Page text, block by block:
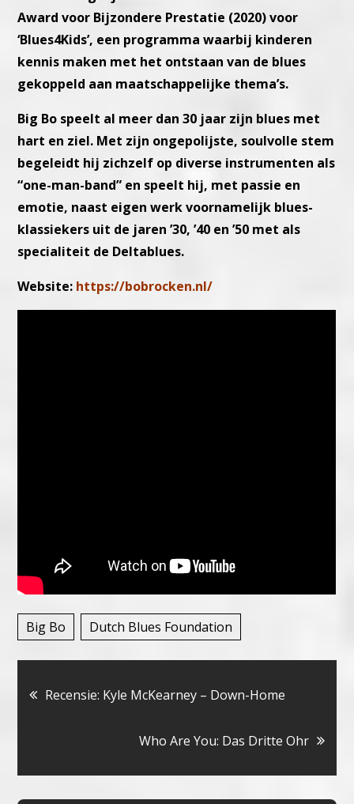
Award voor Bijzondere Prestatie (2020) voor
‘Blues4Kids’, een programma waarbij kinderen
kennis maken met het ontstaan van de blues
gekoppeld aan maatschappelijke thema’s.
Big Bo speelt al meer dan 30 jaar zijn blues met
hart en ziel. Met zijn ongepolijste, soulvolle stem
begeleidt hij zichzelf op diverse instrumenten als
“one-man-band” en speelt hij, met passie en
emotie, naast eigen werk voornamelijk blues-
klassiekers uit de jaren ’30, ’40 en ’50 met als
specialiteit de Deltablues.
Website: https://bobrocken.nl/
Big Bo Dutch Blues Foundation
Bericht
navigatie
Recensie: Kyle McKearney – Down-Home
Who Are You: Das Dritte Ohr